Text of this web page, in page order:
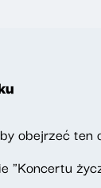
obejrzeć
"Koncertu